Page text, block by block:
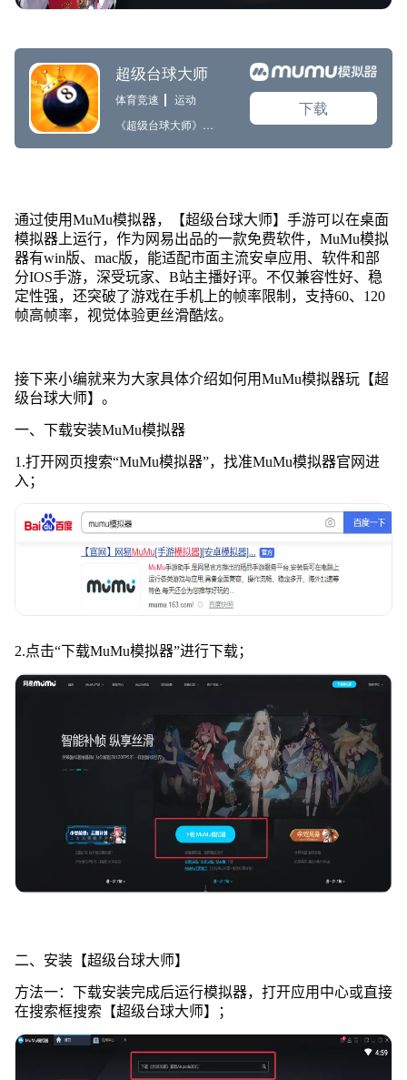
通过使用MuMu模拟器，【超级台球大师】手游可以在桌面
模拟器上运行，作为网易出品的一款免费软件，MuMu模拟
器有win版、mac版，能适配市面主流安卓应用、软件和部
分IOS手游，深受玩家、B站主播好评。不仅兼容性好、稳
定性强，还突破了游戏在手机上的帧率限制，支持60、120
帧高帧率，视觉体验更丝滑酷炫。
接下来小编就来为大家具体介绍如何用MuMu模拟器玩【超
级台球大师】。
一、下载安装MuMu模拟器
1.打开网页搜索“MuMu模拟器”，找准MuMu模拟器官网进
入；
2.点击“下载MuMu模拟器”进行下载；
二、安装【超级台球大师】
方法一：下载安装完成后运行模拟器，打开应用中心或直接
在搜索框搜索【超级台球大师】；